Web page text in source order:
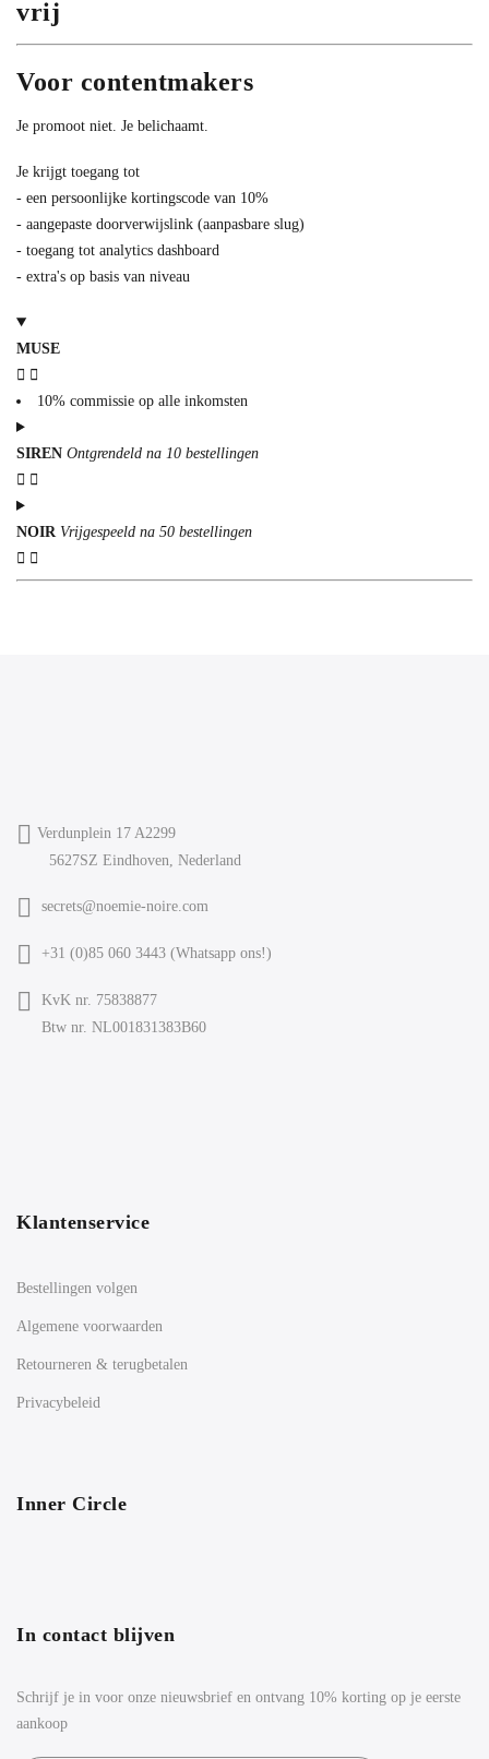
vrij
Voor contentmakers
Je promoot niet. Je belichaamt.
Je krijgt toegang tot
- een persoonlijke kortingscode van 10%
- aangepaste doorverwijslink (aanpasbare slug)
- toegang tot analytics dashboard
- extra's op basis van niveau
MUSE
10% commissie op alle inkomsten
SIREN Ontgrendeld na 10 bestellingen
NOIR Vrijgespeeld na 50 bestellingen
Verdunplein 17 A2299
5627SZ Eindhoven, Nederland
secrets@noemie-noire.com
+31 (0)85 060 3443 (Whatsapp ons!)
KvK nr. 75838877
Btw nr. NL001831383B60
Klantenservice
Bestellingen volgen
Algemene voorwaarden
Retourneren & terugbetalen
Privacybeleid
Inner Circle
In contact blijven
Schrijf je in voor onze nieuwsbrief en ontvang 10% korting op je eerste
aankoop